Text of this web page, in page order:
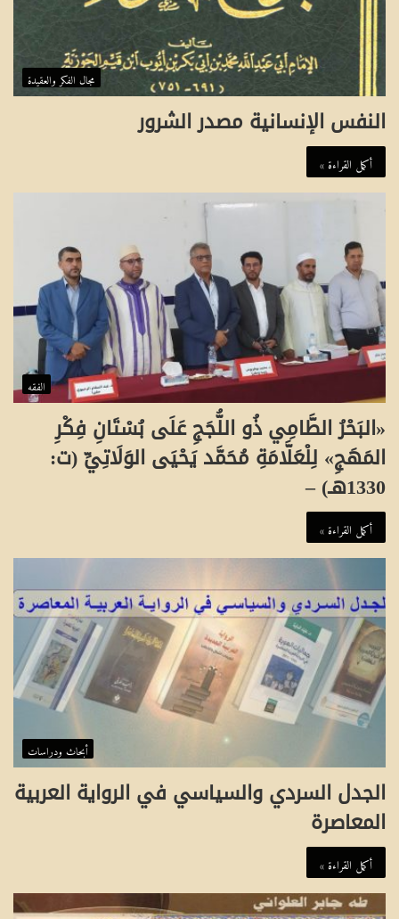
مجال الفكر والعقيدة
النفس الإنسانية مصدر الشرور
أكمل القراءة »
الفقه
«البَحْرُ الطَّامِي ذُو اللُّجَجِ عَلَى بُسْتَانِ فِكْرِ
المَهَجِ» لِلْعَلَّامَةِ مُحَمَّد يَحْيَى الوَلَاتِيِّ (ت:
1330هـ) –
أكمل القراءة »
أبحاث ودراسات
الجدل السردي والسياسي في الرواية العربية
المعاصرة
أكمل القراءة »